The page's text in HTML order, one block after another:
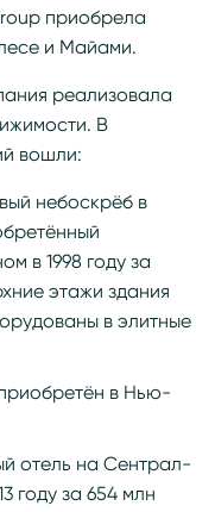
приобрела
и Майами.
реализовала
В
вошли:
небоскрёб в
в 1998 году за
этажи здания
в элитные
в Нью-
отель на Сентрал-
году за 654 млн